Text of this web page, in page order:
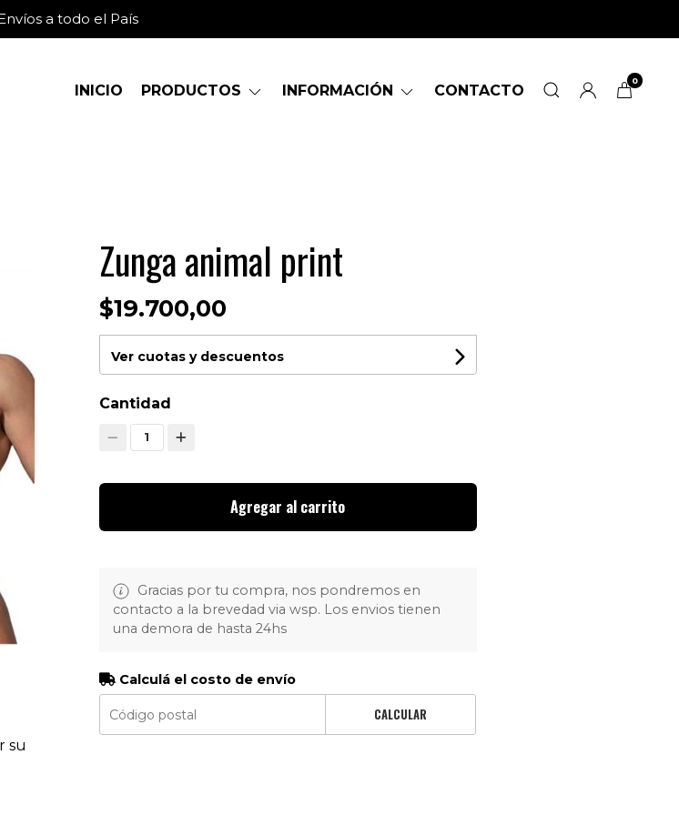
a todo el País
INICIO PRODUCTOS INFORMACIÓN CONTACTO
0
su
Zunga animal print
$19.700,00
Ver cuotas y descuentos
Cantidad
1
Agregar al carrito
Gracias por tu compra, nos pondremos en
contacto a la brevedad via wsp. Los envios tienen
una demora de hasta 24hs
Calculá el costo de envío
CALCULAR